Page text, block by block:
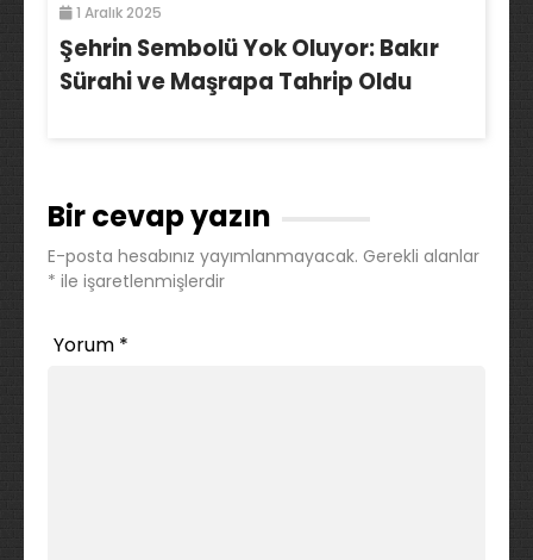
1 Aralık 2025
Şehrin Sembolü Yok Oluyor: Bakır
Sürahi ve Maşrapa Tahrip Oldu
Bir cevap yazın
E-posta hesabınız yayımlanmayacak. Gerekli alanlar
* ile işaretlenmişlerdir
Yorum *